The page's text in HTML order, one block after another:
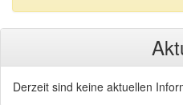
Derzeit sind keine aktuellen